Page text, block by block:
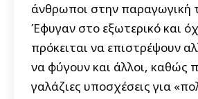
άνθρωποι στην παραγωγική
Έφυγαν στο εξωτερικό και
πρόκειται να επιστρέψουν
να φύγουν και άλλοι, καθώς
γαλάζιες υποσχέσεις για